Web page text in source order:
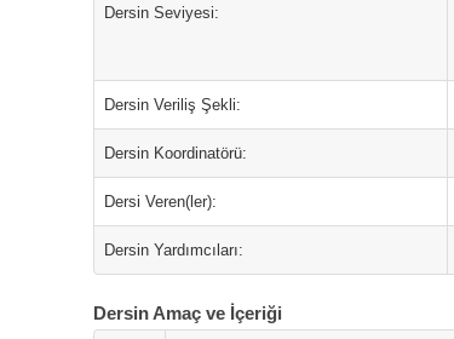
Dersin Seviyesi:
Dersin Veriliş Şekli:
Dersin Koordinatörü:
Dersi Veren(ler):
Dersin Yardımcıları:
Dersin Amaç ve İçeriği